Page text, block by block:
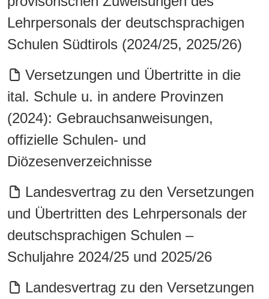
Lehrpersonals der deutschsprachigen
Schulen Südtirols (2024/25, 2025/26)
Versetzungen und Übertritte in die
ital. Schule u. in andere Provinzen
(2024): Gebrauchsanweisungen,
offizielle Schulen- und
Diözesenverzeichnisse
Landesvertrag zu den Versetzungen
und Übertritten des Lehrpersonals der
deutschsprachigen Schulen –
Schuljahre 2024/25 und 2025/26
Landesvertrag zu den Versetzungen